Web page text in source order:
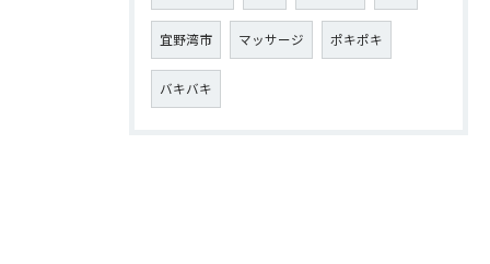
宜野湾市 マッサージ ポキポキ
バキバキ